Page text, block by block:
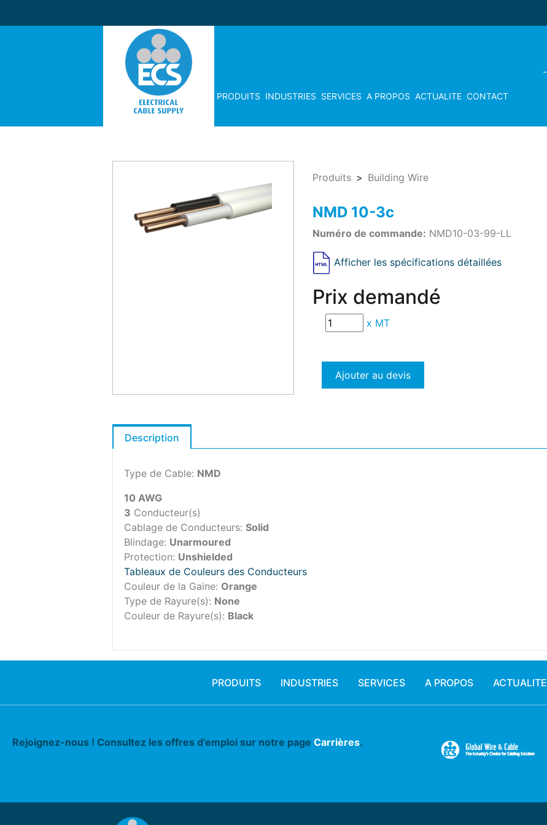
PRODUITS INDUSTRIES SERVICES A PROPOS ACTUALITE CONTACT
Produits Building Wire
NMD 10-3c
Numéro de commande: NMD10-03-99-LL
Afficher les spécifications détaillées
Prix demandé
x MT
Ajouter au devis
Description
Type de Cable: NMD
10 AWG
3 Conducteur(s)
Cablage de Conducteurs: Solid
Blindage: Unarmoured
Protection: Unshielded
Tableaux de Couleurs des Conducteurs
Couleur de la Gaine: Orange
Type de Rayure(s): None
Couleur de Rayure(s): Black
PRODUITS INDUSTRIES SERVICES A PROPOS ACTUALITE
Rejoignez-nous ! Consultez les offres d'emploi sur notre page Carrières.